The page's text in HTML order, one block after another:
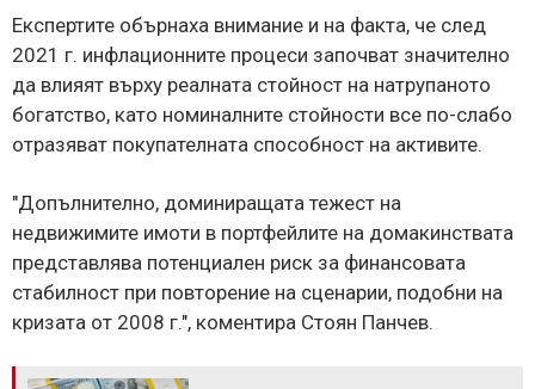
Експертите обърнаха внимание и на факта, че след
2021 г. инфлационните процеси започват значително
да влияят върху реалната стойност на натрупаното
богатство, като номиналните стойности все по-слабо
отразяват покупателната способност на активите.
"Допълнително, доминиращата тежест на
недвижимите имоти в портфейлите на домакинствата
представлява потенциален риск за финансовата
стабилност при повторение на сценарии, подобни на
кризата от 2008 г.", коментира Стоян Панчев.